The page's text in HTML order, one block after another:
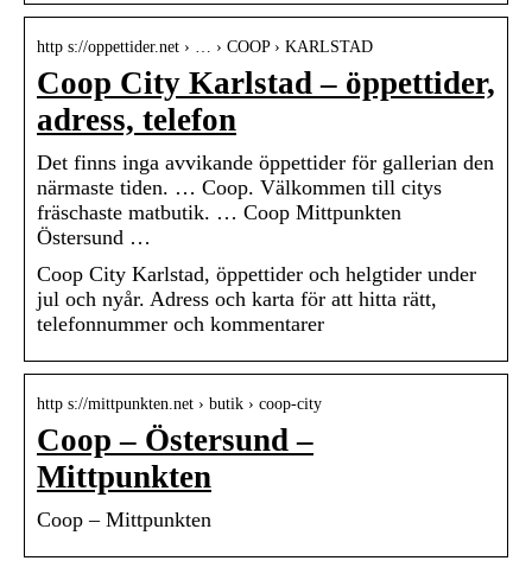
http s://oppettider.net › … › COOP › KARLSTAD
Coop City Karlstad – öppettider,
adress, telefon
Det finns inga avvikande öppettider för gallerian den
närmaste tiden. … Coop. Välkommen till citys
fräschaste matbutik. … Coop Mittpunkten
Östersund …
Coop City Karlstad, öppettider och helgtider under
jul och nyår. Adress och karta för att hitta rätt,
telefonnummer och kommentarer
http s://mittpunkten.net › butik › coop-city
Coop – Östersund –
Mittpunkten
Coop – Mittpunkten